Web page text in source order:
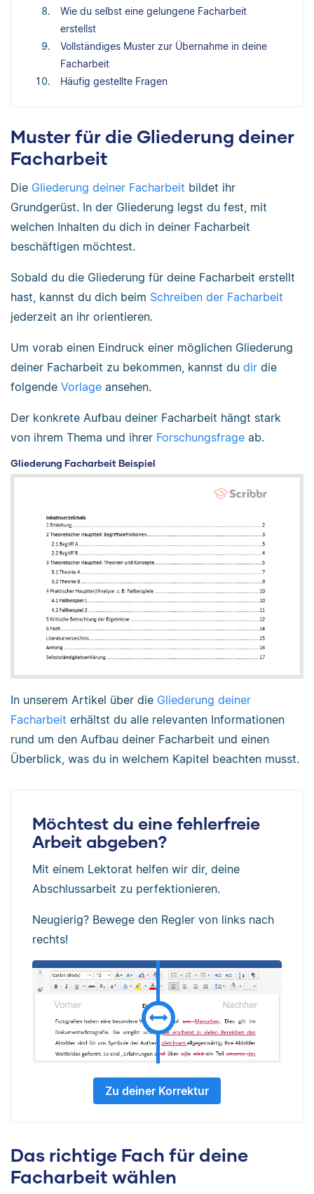
Wie du selbst eine gelungene Facharbeit
erstellst
Vollständiges Muster zur Übernahme in deine
Facharbeit
Häufig gestellte Fragen
Muster für die Gliederung deiner
Facharbeit
Die Gliederung deiner Facharbeit bildet ihr
Grundgerüst. In der Gliederung legst du fest, mit
welchen Inhalten du dich in deiner Facharbeit
beschäftigen möchtest.
Sobald du die Gliederung für deine Facharbeit erstellt
hast, kannst du dich beim Schreiben der Facharbeit
jederzeit an ihr orientieren.
Um vorab einen Eindruck einer möglichen Gliederung
deiner Facharbeit zu bekommen, kannst du dir die
folgende Vorlage ansehen.
Der konkrete Aufbau deiner Facharbeit hängt stark
von ihrem Thema und ihrer Forschungsfrage ab.
Gliederung Facharbeit Beispiel
In unserem Artikel über die Gliederung deiner
Facharbeit erhältst du alle relevanten Informationen
rund um den Aufbau deiner Facharbeit und einen
Überblick, was du in welchem Kapitel beachten musst.
Möchtest du eine fehlerfreie
Arbeit abgeben?
Mit einem Lektorat helfen wir dir, deine
Abschlussarbeit zu perfektionieren.
Neugierig? Bewege den Regler von links nach
rechts!
Zu deiner Korrektur
Das richtige Fach für deine
Facharbeit wählen